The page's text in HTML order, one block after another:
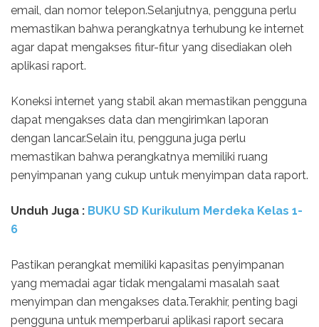
email, dan nomor telepon.Selanjutnya, pengguna perlu
memastikan bahwa perangkatnya terhubung ke internet
agar dapat mengakses fitur-fitur yang disediakan oleh
aplikasi raport.
Koneksi internet yang stabil akan memastikan pengguna
dapat mengakses data dan mengirimkan laporan
dengan lancar.Selain itu, pengguna juga perlu
memastikan bahwa perangkatnya memiliki ruang
penyimpanan yang cukup untuk menyimpan data raport.
Unduh Juga : BUKU SD Kurikulum Merdeka Kelas 1-
6
Pastikan perangkat memiliki kapasitas penyimpanan
yang memadai agar tidak mengalami masalah saat
menyimpan dan mengakses data.Terakhir, penting bagi
pengguna untuk memperbarui aplikasi raport secara